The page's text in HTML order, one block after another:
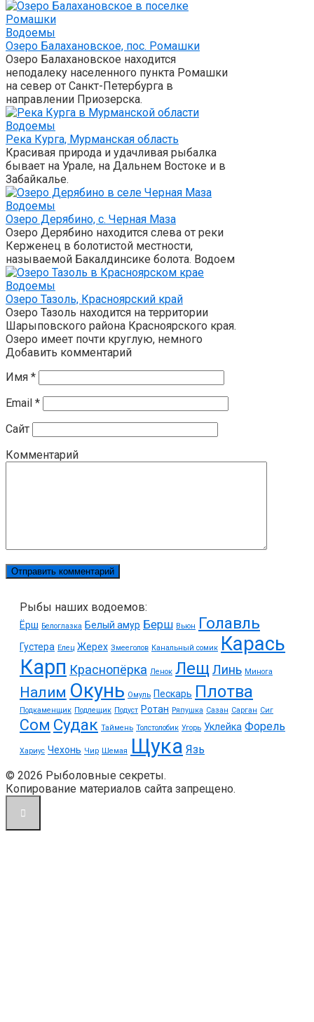
Водоемы
Озеро Балахановское, пос. Ромашки
Озеро Балахановское находится
неподалеку населенного пункта Ромашки
на север от Санкт-Петербурга в
направлении Приозерска.
Водоемы
Река Курга, Мурманская область
Красивая природа и удачливая рыбалка
бывает на Урале, на Дальнем Востоке и в
Забайкалье.
Водоемы
Озеро Дерябино, с. Черная Маза
Озеро Дерябино находится слева от реки
Керженец в болотистой местности,
называемой Бакалдинсике болота. Водоем
Водоемы
Озеро Тазоль, Красноярский край
Озеро Тазоль находится на территории
Шарыповского района Красноярского края.
Озеро имеет почти круглую, немного
Добавить комментарий
Имя *
Email *
Сайт
Комментарий
Рыбы наших водоемов:
Ёрш Белоглазка Белый амур Берш Вьюн Голавль
Густера Елец Жерех Змееголов Канальный сомик Карась
Карп Краснопёрка Ленок ЛещЛинь Минога
Налим Окунь Омуль Пескарь Плотва
Подкаменщик Подлещик Подуст Ротан Ряпушка Сазан Сарган Сиг
Сом Судак Таймень Толстолобик Угорь Уклейка Форель
Хариус Чехонь Чир Шемая Щука Язь
© 2026 Рыболовные секреты.
Копирование материалов сайта запрещено.